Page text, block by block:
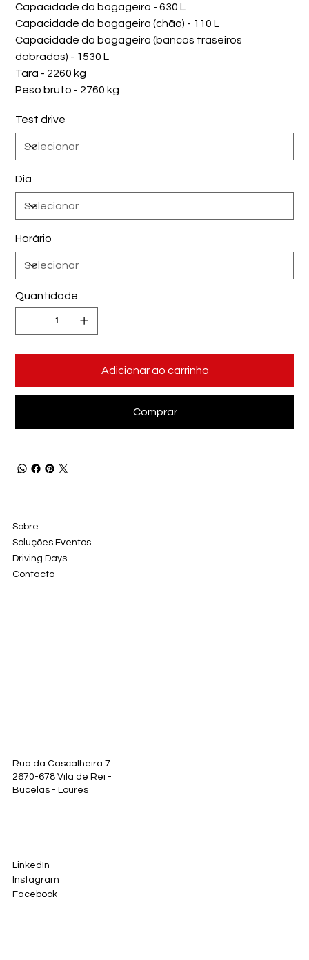
Capacidade da bagageira - 630 L
Capacidade da bagageira (chão) - 110 L
Capacidade da bagageira (bancos traseiros
dobrados) - 1530 L
Tara - 2260 kg
Peso bruto - 2760 kg
Test drive
Dia
Horário
Quantidade
Adicionar ao carrinho
Comprar
Sobre
Soluções Eventos
Driving Days
Contacto
Rua da Cascalheira 7
2670-678 Vila de Rei -
Bucelas - Loures
LinkedIn
Instagram
Facebook